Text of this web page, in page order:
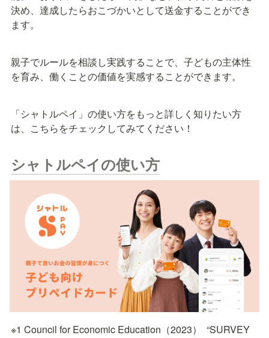
決め、達成したらおこづかいとして送金することができ
ます。
親子でルールを相談し実践することで、子どもの主体性
を育み、働くことの価値を実感することができます。
「シャトルペイ」の使い方をもっと詳しく知りたい方
は、こちらをチェックしてみてください！
シャトルペイの使い方
※1 Council for Economic Education（2023）  “SURVEY